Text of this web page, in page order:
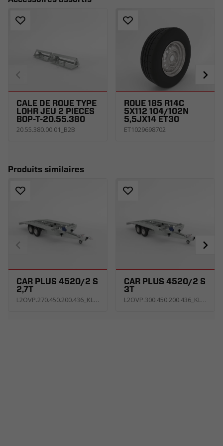
CALE DE ROUE TYPE
LOHR JEU 2 PIECES
BOP-T-20.55.380
20.55.380.00.01_B2B
ROUE 185 R14C
5X112 104/102N
5,5JX14 ET30
ET1029698702
Produits similaires
CAR PLUS 4520/2 S
2,7T
L2OVP.270.450.200.436_KL4E_A2K1P
CAR PLUS 4520/2 S
3T
L2OVP.300.450.200.436_KL4E_A2K1P